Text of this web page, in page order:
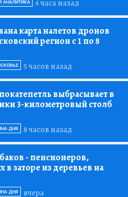
4 часа назад
АНАЛИТИКА
карта налетов дронов
регион с 1 по 8
5 часов назад
выбрасывает в
3-километровый столб
8 часов назад
ДНЯ
- пенсионеров,
в заторе из деревьев на
вчера
ДНЯ